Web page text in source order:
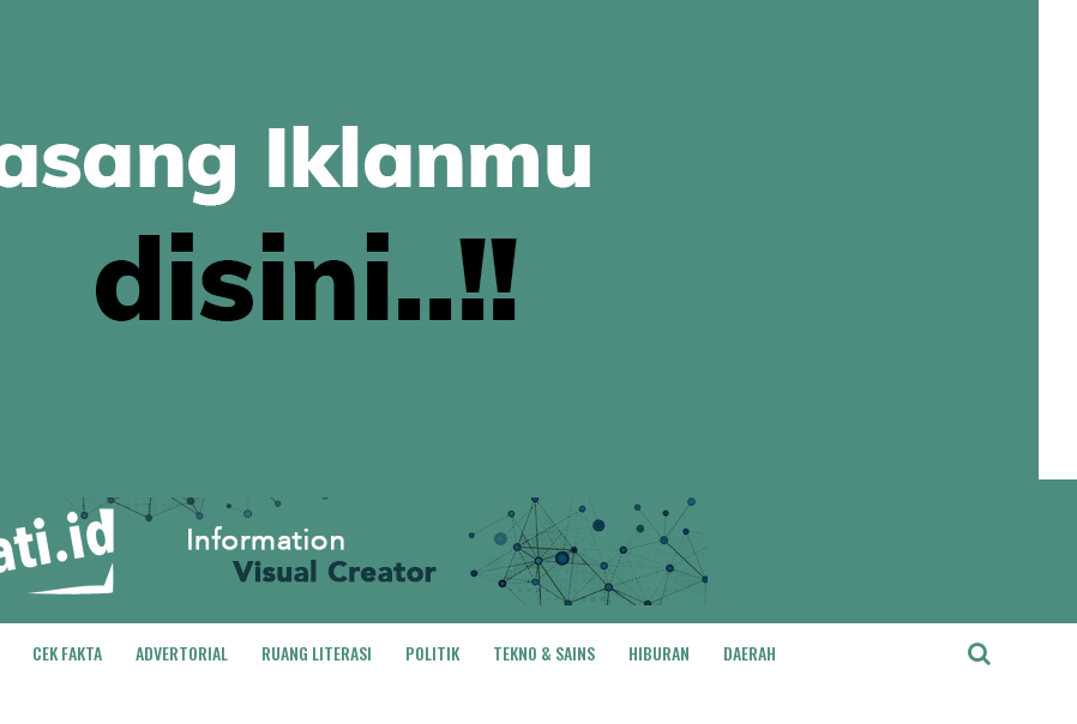
CEK FAKTA ADVERTORIAL RUANG LITERASI POLITIK TEKNO & SAINS HIBURAN DAERAH